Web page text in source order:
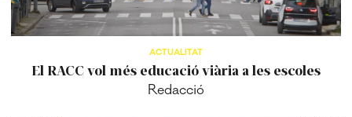
ACTUALITAT
El RACC vol més educació viària a les escoles
Redacció